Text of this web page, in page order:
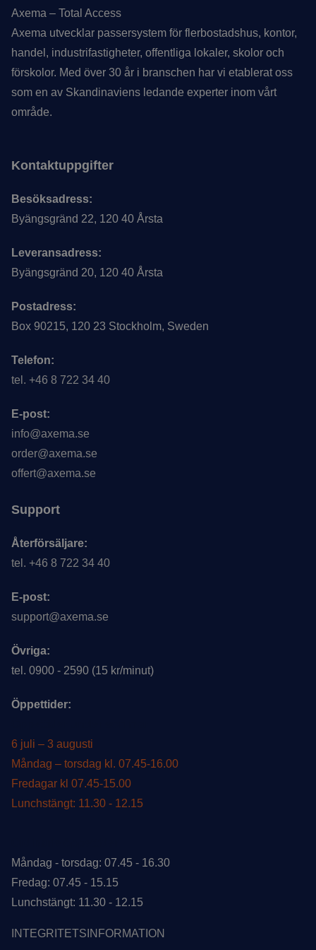
Axema – Total Access
Axema utvecklar passersystem för flerbostadshus, kontor,
handel, industrifastigheter, offentliga lokaler, skolor och
förskolor. Med över 30 år i branschen har vi etablerat oss
som en av Skandinaviens ledande experter inom vårt
område.
Kontaktuppgifter
Besöksadress:
Byängsgränd 22, 120 40 Årsta
Leveransadress:
Byängsgränd 20, 120 40 Årsta
Postadress:
Box 90215, 120 23 Stockholm, Sweden
Telefon:
tel. +46 8 722 34 40
E-post:
info@axema.se
order@axema.se
offert@axema.se
Support
Återförsäljare:
tel. +46 8 722 34 40
E-post:
support@axema.se
Övriga:
tel. 0900 - 2590 (15 kr/minut)
Öppettider:
6 juli – 3 augusti
Måndag – torsdag kl. 07.45-16.00
Fredagar kl 07.45-15.00
Lunchstängt: 11.30 - 12.15
Måndag - torsdag: 07.45 - 16.30
Fredag: 07.45 - 15.15
Lunchstängt: 11.30 - 12.15
INTEGRITETSINFORMATION